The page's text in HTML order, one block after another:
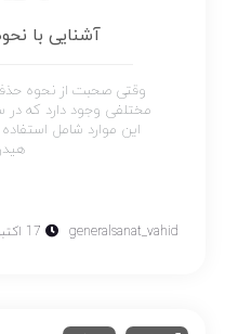
آشنایی با
وقتی صحبت از نحوه
مختلفی وجود دارد که
این موارد شامل
generalsanat_vahid 17 اکتبر 2022